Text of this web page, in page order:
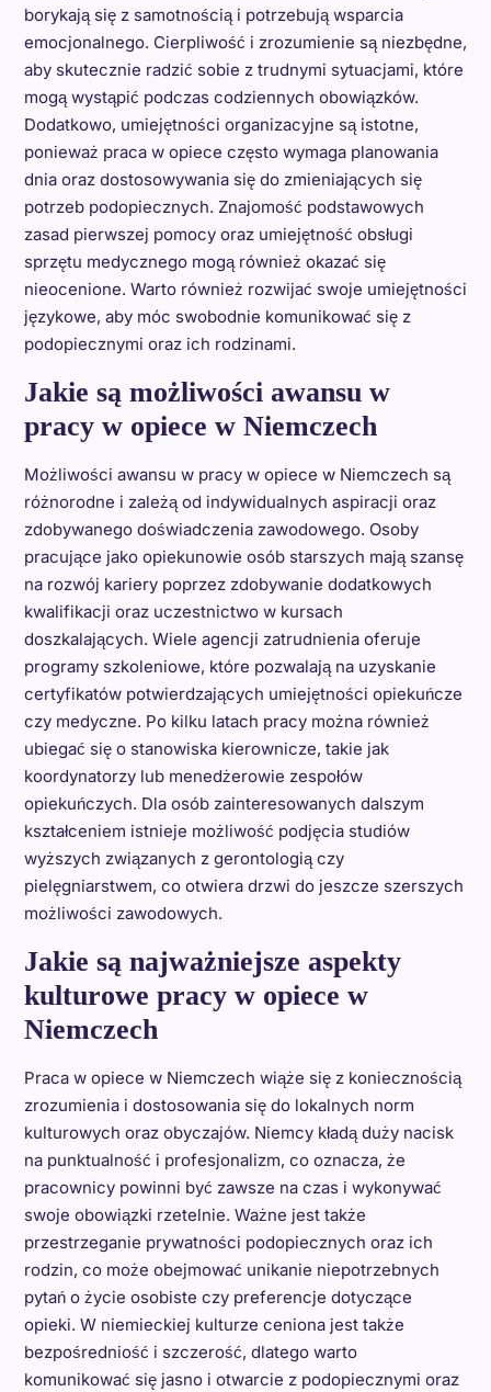
borykają się z samotnością i potrzebują wsparcia
emocjonalnego. Cierpliwość i zrozumienie są niezbędne,
aby skutecznie radzić sobie z trudnymi sytuacjami, które
mogą wystąpić podczas codziennych obowiązków.
Dodatkowo, umiejętności organizacyjne są istotne,
ponieważ praca w opiece często wymaga planowania
dnia oraz dostosowywania się do zmieniających się
potrzeb podopiecznych. Znajomość podstawowych
zasad pierwszej pomocy oraz umiejętność obsługi
sprzętu medycznego mogą również okazać się
nieocenione. Warto również rozwijać swoje umiejętności
językowe, aby móc swobodnie komunikować się z
podopiecznymi oraz ich rodzinami.
Jakie są możliwości awansu w
pracy w opiece w Niemczech
Możliwości awansu w pracy w opiece w Niemczech są
różnorodne i zależą od indywidualnych aspiracji oraz
zdobywanego doświadczenia zawodowego. Osoby
pracujące jako opiekunowie osób starszych mają szansę
na rozwój kariery poprzez zdobywanie dodatkowych
kwalifikacji oraz uczestnictwo w kursach
doszkalających. Wiele agencji zatrudnienia oferuje
programy szkoleniowe, które pozwalają na uzyskanie
certyfikatów potwierdzających umiejętności opiekuńcze
czy medyczne. Po kilku latach pracy można również
ubiegać się o stanowiska kierownicze, takie jak
koordynatorzy lub menedżerowie zespołów
opiekuńczych. Dla osób zainteresowanych dalszym
kształceniem istnieje możliwość podjęcia studiów
wyższych związanych z gerontologią czy
pielęgniarstwem, co otwiera drzwi do jeszcze szerszych
możliwości zawodowych.
Jakie są najważniejsze aspekty
kulturowe pracy w opiece w
Niemczech
Praca w opiece w Niemczech wiąże się z koniecznością
zrozumienia i dostosowania się do lokalnych norm
kulturowych oraz obyczajów. Niemcy kładą duży nacisk
na punktualność i profesjonalizm, co oznacza, że
pracownicy powinni być zawsze na czas i wykonywać
swoje obowiązki rzetelnie. Ważne jest także
przestrzeganie prywatności podopiecznych oraz ich
rodzin, co może obejmować unikanie niepotrzebnych
pytań o życie osobiste czy preferencje dotyczące
opieki. W niemieckiej kulturze ceniona jest także
bezpośredniość i szczerość, dlatego warto
komunikować się jasno i otwarcie z podopiecznymi oraz